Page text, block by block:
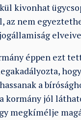
kivonhat
az nem
éppen ezt
a
kormány jól
megkímélje